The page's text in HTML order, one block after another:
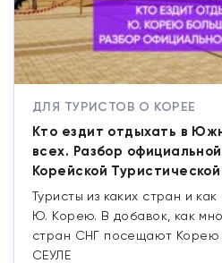
ДЛЯ ТУРИСТОВ О КОРЕЕ
Кто ездит отдыхать в
всех. Разбор
Корейской
Туристы из каких стран и
Ю. Корею. В добавок, как
стран СНГ посещают Корею
СЕУЛЕ